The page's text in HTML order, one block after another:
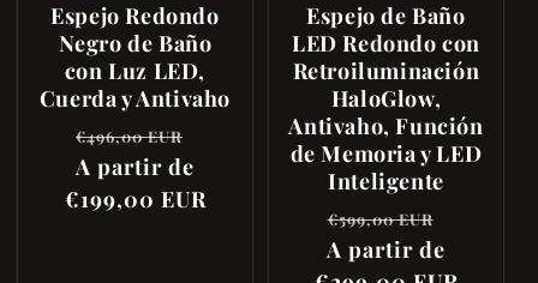
Espejo Redondo
Negro de Baño
con Luz LED,
Cuerda y Antivaho
Precio
habitual
€496,00 EUR
oferta
A partir de
€199,00 EUR
Espejo de Baño
LED Redondo con
Retroiluminación
HaloGlow,
Antivaho, Función
de Memoria y LED
Inteligente
Precio
habitual
€599,00 EUR
A partir de